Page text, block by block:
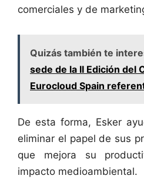
comerciales y de
Quizás también te
sede de la II Edición del
Eurocloud Spain
De esta forma, Esker
eliminar el papel de sus
que mejora su
impacto medioambiental.